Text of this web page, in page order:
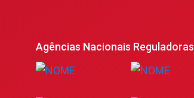
Agências Nacionais Reguladoras